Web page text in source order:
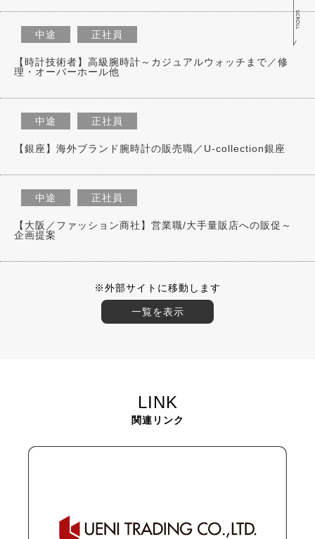
中途 正社員
【時計技術者】高級腕時計～カジュアルウォッチまで／修
理・オーバーホール他
中途 正社員
【銀座】海外ブランド腕時計の販売職／U-collection銀座
中途 正社員
【大阪／ファッション商社】営業職/大手量販店への販促～
企画提案
※外部サイトに移動します
一覧を表示
LINK
関連リンク